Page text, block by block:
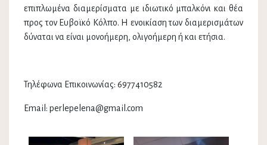
επιπλωμένα διαμερίσματα με ιδιωτικό μπαλκόνι και θέα
προς τον Ευβοϊκό Κόλπο. Η ενοικίαση των διαμερισμάτων
δύναται να είναι μονοήμερη, ολιγοήμερη ή και ετήσια.
Τηλέφωνα Επικοινωνίας: 6977410582
Email: perlepelena@gmail.com